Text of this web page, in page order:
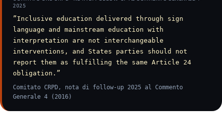
2025
”Inclusive education delivered through sign
language and mainstream education with
interpretation are not interchangeable
interventions, and States parties should not
report them as fulfilling the same Article 24
obligation.”
Comitato CRPD, nota di follow-up 2025 al Commento
Generale 4 (2016)